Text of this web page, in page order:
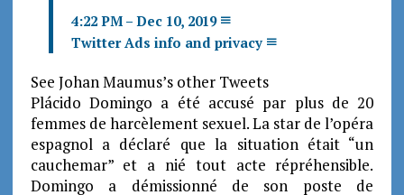
4:22 PM – Dec 10, 2019
Twitter Ads info and privacy
See Johan Maumus’s other Tweets
Plácido Domingo a été accusé par plus de 20
femmes de harcèlement sexuel. La star de l’opéra
espagnol a déclaré que la situation était “un
cauchemar” et a nié tout acte répréhensible.
Domingo a démissionné de son poste de